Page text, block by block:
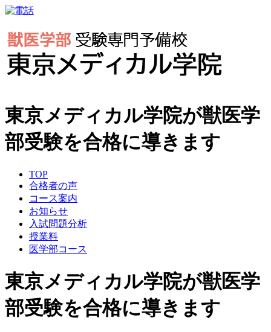
東京メディカル学院が獣医学
部受験を合格に導きます
TOP
合格者の声
コース案内
お知らせ
入試問題分析
授業料
医学部コース
東京メディカル学院が獣医学
部受験を合格に導きます